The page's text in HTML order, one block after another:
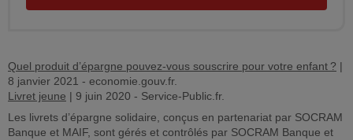
Quel produit d’épargne pouvez-vous souscrire pour votre enfant ? |
8 janvier 2021 - economie.gouv.fr.
Livret jeune | 9 juin 2020 - Service-Public.fr.
Les livrets d’épargne solidaire, conçus en partenariat par SOCRAM
Banque et MAIF, sont gérés et contrôlés par SOCRAM Banque et